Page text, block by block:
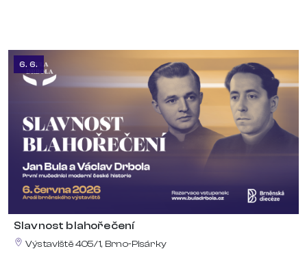
6. 6.
Slavnost blahořečení
Výstaviště 405/1, Brno-Pisárky